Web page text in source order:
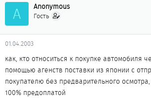
р
т
м
ы
н
а
A Anonymous
Гость
01.04.2003
как, кто относиться к покупке автомобиля
помощью агенств поставки из японии с
покупателю без предварительного
100% предоплатой